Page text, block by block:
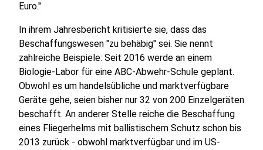
Euro."
In ihrem Jahresbericht kritisierte sie, dass das
Beschaffungswesen "zu behäbig" sei. Sie nennt
zahlreiche Beispiele: Seit 2016 werde an einem
Biologie-Labor für eine ABC-Abwehr-Schule geplant.
Obwohl es um handelsübliche und marktverfügbare
Geräte gehe, seien bisher nur 32 von 200 Einzelgeräten
beschafft. An anderer Stelle reiche die Beschaffung
eines Fliegerhelms mit ballistischem Schutz schon bis
2013 zurück - obwohl marktverfügbar und im US-